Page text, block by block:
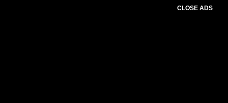
CLOSE ADS